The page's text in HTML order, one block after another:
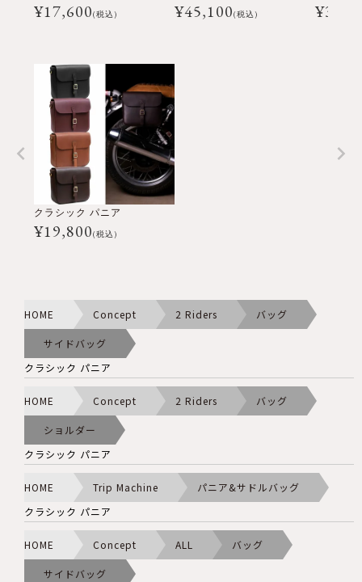
¥17,600(税込) ¥45,100(税込) ¥
クラシック パニア
¥19,800(税込)
HOME Concept 2 Riders バッグ
サイドバッグ
クラシック パニア
HOME Concept 2 Riders バッグ
ショルダー
クラシック パニア
HOME Trip Machine
パニア&サドルバッグ
クラシック パニア
HOME Concept ALL バッグ
サイドバッグ